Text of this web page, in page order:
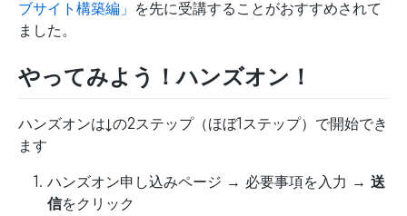
ブサイト構築編」
を先に受講することがおすすめされて
ました。
やってみよう！ハンズオン！
ハンズオンは↓の2ステップ（ほぼ1ステップ）で開始でき
ます
ハンズオン申し込みページ → 必要事項を入力 → 送
信をクリック